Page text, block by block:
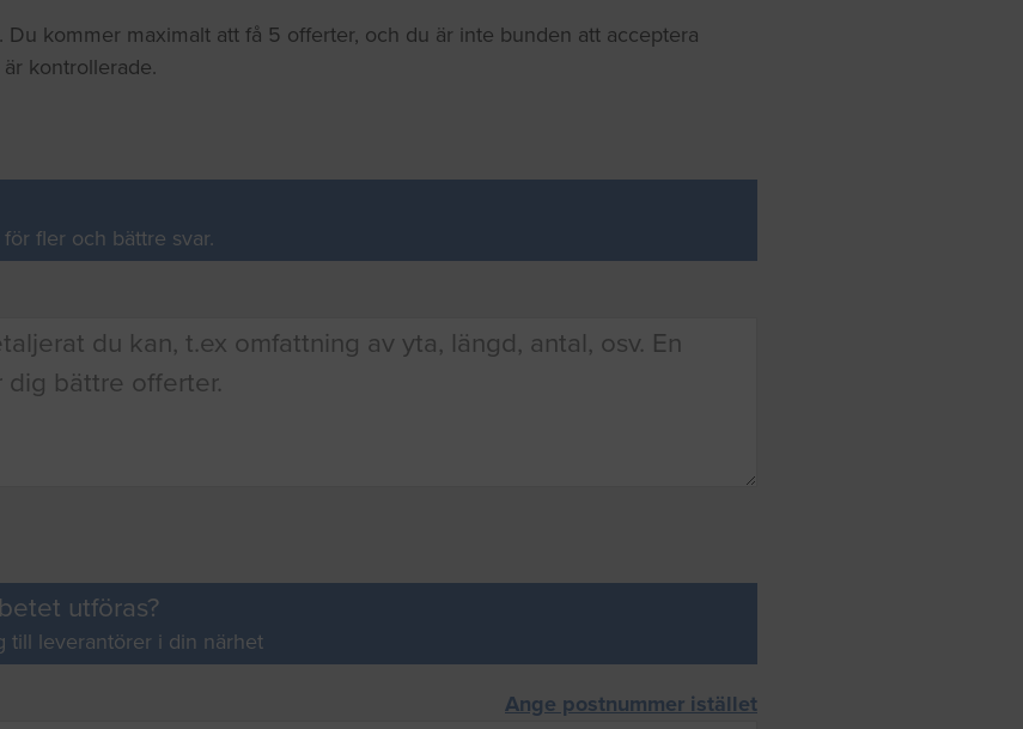
. Du kommer maximalt att få 5 offerter, och du är inte bunden att acceptera
kontrollerade.
fler och bättre svar.
utföras?
till leverantörer i din närhet
Ange postnummer istället